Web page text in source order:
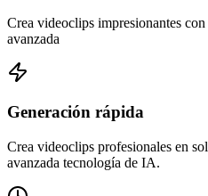
Crea videoclips impresionantes
avanzada
Generación rápida
Crea videoclips profesionales en
avanzada tecnología de IA.